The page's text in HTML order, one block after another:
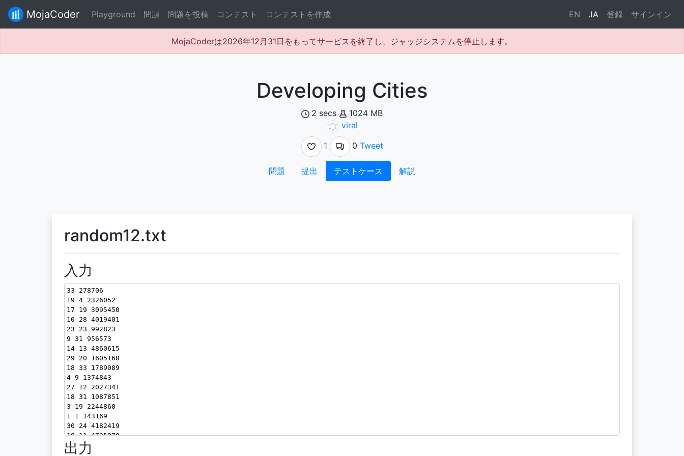
MojaCoder Playground 問題 問題を投稿 コンテスト コンテストを作成 EN JA 登録 サインイン
MojaCoderは2026年12月31日をもってサービスを終了し、ジャッジシステムを停止します。
Developing Cities
2 secs
1024 MB
viral
1
0 Tweet
問題 提出 テストケース 解説
random12.txt
入力
33 278706
19 4 2326052
17 19 3095450
10 28 4019401
23 23 992823
9 31 956573
14 13 4860615
29 20 1605168
18 33 1789089
4 9 1374843
27 12 2027341
18 31 1087851
3 19 2244860
1 1 143169
30 24 4182419
10 11 4725970
21 21 2952091
出力